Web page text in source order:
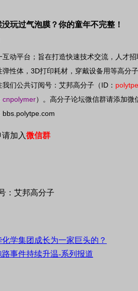
动平台；旨在打造快速技术交流，人才
性体， 3D打印耗材，穿戴设备用等高分
们公共订阅号：艾邦高分子（ ID ： polytpe
cnpolymer）。高分子论坛微信群请添加微
bbs.polytpe.com
请加入微信群
：艾邦高分子
学集团成长为一家巨头的？
事件持续升温-系列报道